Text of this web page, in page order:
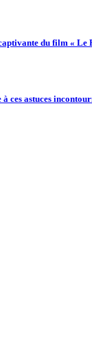
du film « Le
ces astuces